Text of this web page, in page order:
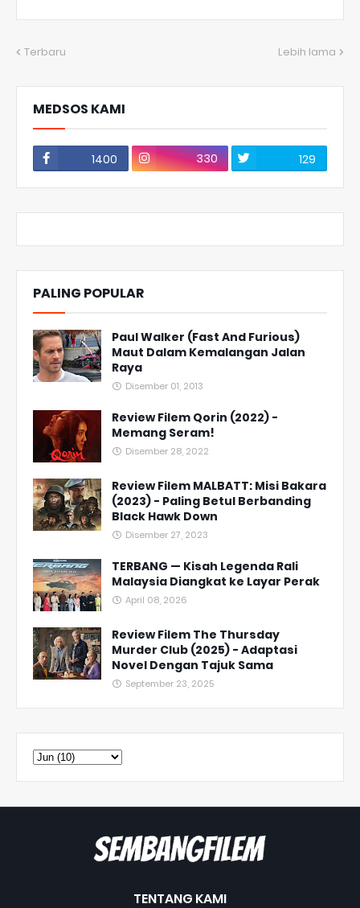
Terbaru Lebih lama
MEDSOS KAMI
1400 330 129
PALING POPULAR
Paul Walker (Fast And Furious)
Maut Dalam Kemalangan Jalan
Raya
Disember 01, 2013
Review Filem Qorin (2022) -
Memang Seram!
Disember 28, 2022
Review Filem MALBATT: Misi Bakara
(2023) - Paling Betul Berbanding
Black Hawk Down
Disember 27, 2023
TERBANG — Kisah Legenda Rali
Malaysia Diangkat ke Layar Perak
April 08, 2026
Review Filem The Thursday
Murder Club (2025) - Adaptasi
Novel Dengan Tajuk Sama
September 23, 2025
TENTANG KAMI